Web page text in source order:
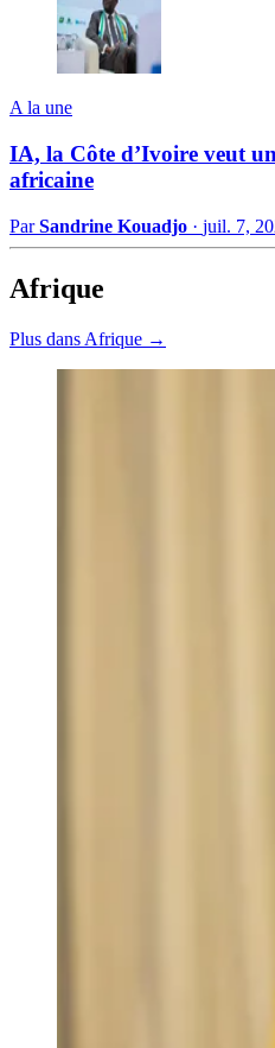
A la une
IA, la Côte d’Ivoire veut
africaine
ParSandrine Kouadjo · juil. 7,
Afrique
Plus dans Afrique →